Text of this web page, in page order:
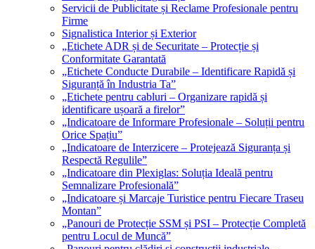
Servicii de Publicitate și Reclame Profesionale pentru
Firme
Signalistica Interior și Exterior
„Etichete ADR și de Securitate – Protecție și
Conformitate Garantată
„Etichete Conducte Durabile – Identificare Rapidă și
Siguranță în Industria Ta”
„Etichete pentru cabluri – Organizare rapidă și
identificare ușoară a firelor”
„Indicatoare de Informare Profesionale – Soluții pentru
Orice Spațiu”
„Indicatoare de Interzicere – Protejează Siguranța și
Respectă Regulile”
„Indicatoare din Plexiglas: Soluția Ideală pentru
Semnalizare Profesională”
„Indicatoare și Marcaje Turistice pentru Fiecare Traseu
Montan”
„Panouri de Protecție SSM și PSI – Protecție Completă
pentru Locul de Muncă”